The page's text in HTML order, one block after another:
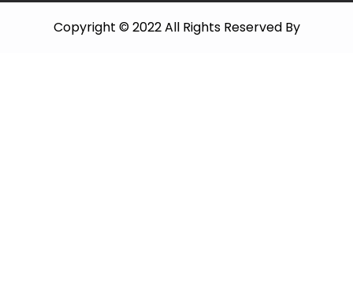
Copyright © 2022 All Rights Reserved By